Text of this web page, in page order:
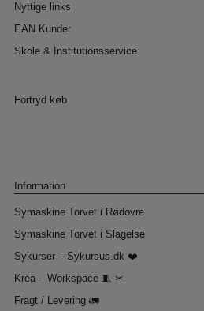
Nyttige links
EAN Kunder
Skole & Institutionsservice
Fortryd køb
Information
Symaskine Torvet i Rødovre
Symaskine Torvet i Slagelse
Sykurser – Sykursus.dk ❤️
Krea – Workspace 🧵 ✂
Fragt / Levering 🚛